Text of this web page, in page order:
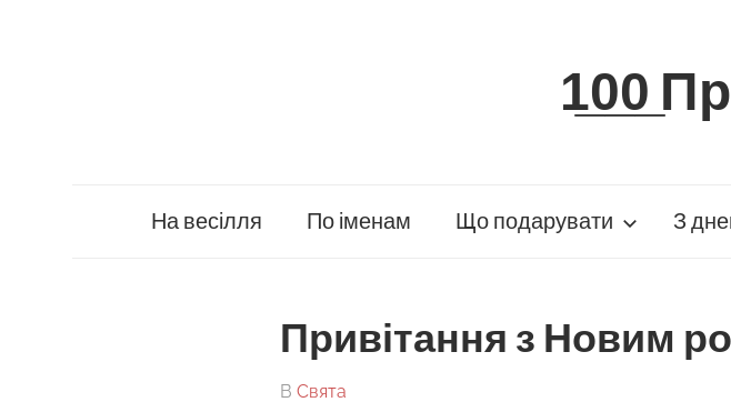
1̲0̲0̲
На весілля По іменам Що подарувати З
Привітання з Новим
On
By
В Свята